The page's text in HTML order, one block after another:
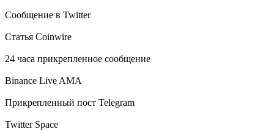
Сообщение в Twitter
Статья Coinwire
24 часа прикрепленное сообщение
Binance Live AMA
Прикрепленный пост Telegram
Twitter Space